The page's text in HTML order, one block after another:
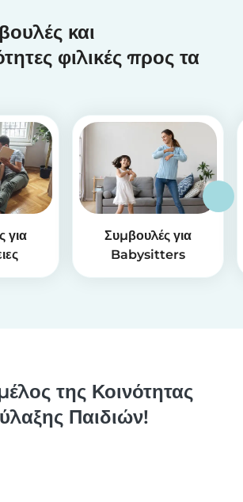
και
φιλικές προς τα
για
Συμβουλές για
Babysitters
της Κοινότητας
Παιδιών!